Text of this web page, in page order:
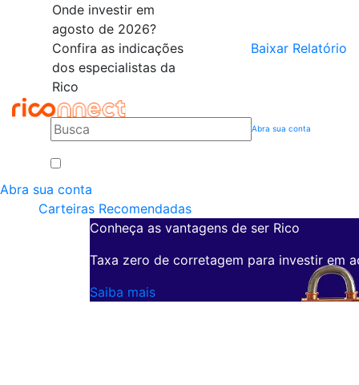
Onde investir em
agosto de 2026?
Confira as indicações
dos especialistas da
Rico
Baixar Relatório
Abra sua conta
Abra sua conta
Carteiras Recomendadas
Conheça as vantagens de ser Rico
Taxa zero de corretagem para investir em
Saiba mais